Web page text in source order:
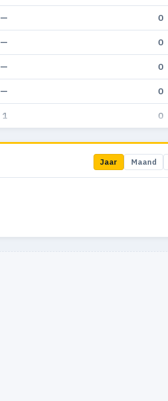
— 0
— 0
— 0
— 0
1 0
Jaar Maand